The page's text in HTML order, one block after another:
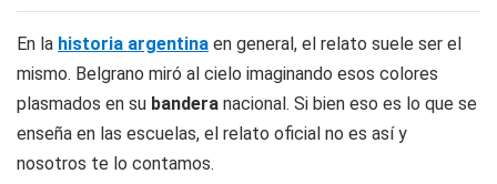
En la historia argentina en general, el relato suele ser el
mismo. Belgrano miró al cielo imaginando esos colores
plasmados en su bandera nacional. Si bien eso es lo que se
enseña en las escuelas, el relato oficial no es así y
nosotros te lo contamos.